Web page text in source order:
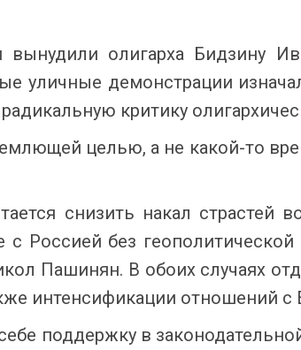
олигарха Бидзину
уличные демонстрации
критику
целью, а не какой-то
снизить накал страстей
с Россией без
Пашинян. В обоих случаях
интенсификации отношений с
поддержку в